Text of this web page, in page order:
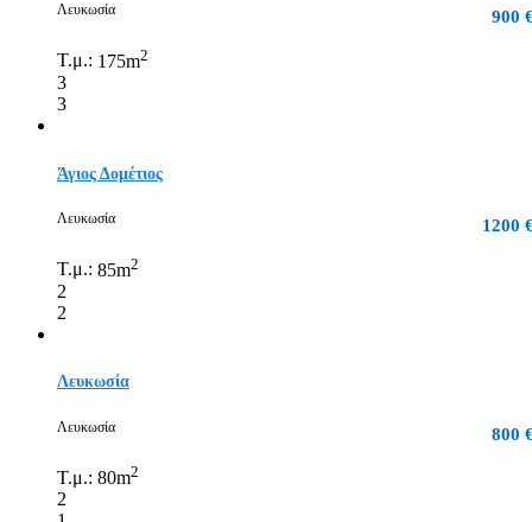
Λευκωσία 900
Τ.μ.: 175m2
3
3
Άγιος Δομέτιος
Λευκωσία 1200
Τ.μ.: 85m2
2
2
Λευκωσία
Λευκωσία 800
Τ.μ.: 80m2
2